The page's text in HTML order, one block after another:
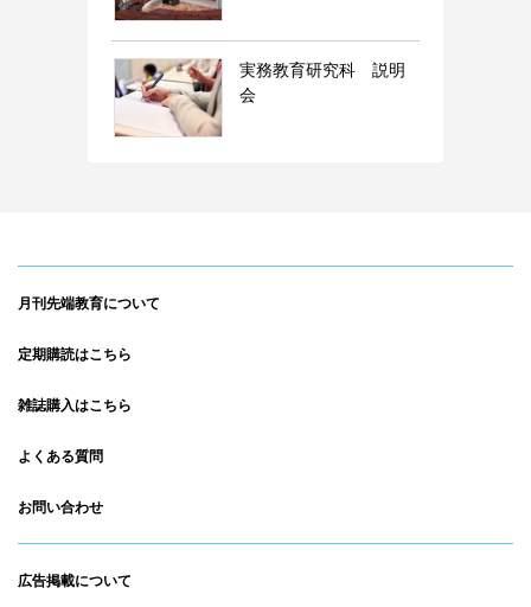
実務教育研究科 説明
会
月刊先端教育について
定期購読はこちら
雑誌購入はこちら
よくある質問
お問い合わせ
広告掲載について